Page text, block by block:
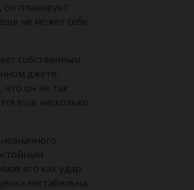
планирует
не может себе
собственным
джете,
что он не так
еще несколько
его как удар
нестабильна.